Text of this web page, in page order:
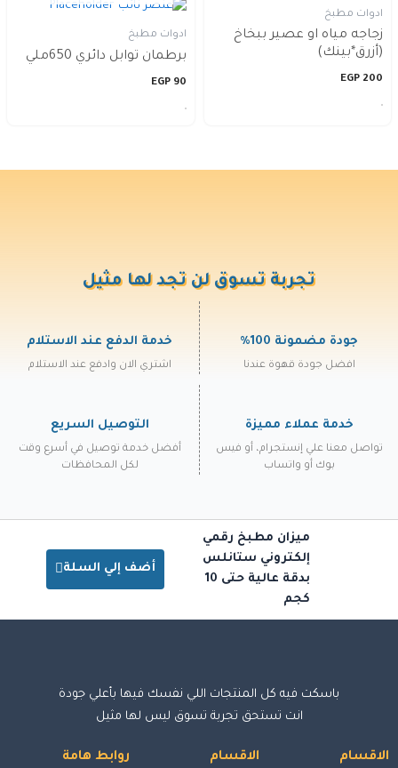
ادوات مطبخ
زجاجه مياه او عصير ببخاخ
(أزرق*بينك)
200
EGP
ادوات مطبخ
برطمان توابل دائري 650ملي
90
EGP
تجربة تسوق لن تجد لها مثيل
جودة مضمونة 100%
افضل جودة قهوة عندنا
خدمة الدفع عند الاستلام
اشتري الان وادفع عند الاستلام
خدمة عملاء مميزة
تواصل معنا علي إنستجرام، أو فيس
بوك أو واتساب
التوصيل السريع
أفضل خدمة توصيل في أسرع وقت
لكل المحافظات
ميزان مطبخ رقمي
إلكتروني ستانلس
بدقة عالية حتى 10
كجم
أضف إلي السلة
باسكت فيه كل المنتجات اللي نفسك فيها بأعلي جودة
انت تستحق تجربة تسوق ليس لها مثيل
الاقسام الاقسام روابط هامة